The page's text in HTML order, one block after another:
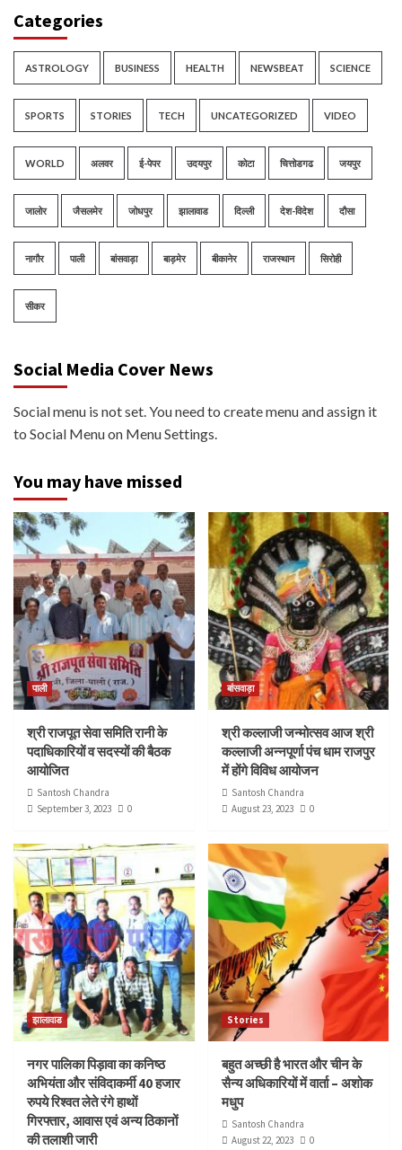
Categories
ASTROLOGY BUSINESS HEALTH NEWSBEAT SCIENCE
SPORTS STORIES TECH UNCATEGORIZED VIDEO
WORLD अलवर ई-पेपर उदयपुर कोटा चित्तोडगढ जयपुर
जालोर जैसलमेर जोधपुर झालावाड दिल्ली देश-विदेश दौसा
नागौर पाली बांसवाड़ा बाड़मेर बीकानेर राजस्थान सिरोही
सीकर
Social Media Cover News
Social menu is not set. You need to create menu and assign it
to Social Menu on Menu Settings.
You may have missed
पाली
श्री राजपूत सेवा समिति रानी के
पदाधिकारियों व सदस्यों की बैठक
आयोजित
Santosh Chandra
September 3, 2023
0
बांसवाड़ा
श्री कल्लाजी जन्मोत्सव आज श्री
कल्लाजी अन्नपूर्णा पंच धाम राजपुर
में होंगे विविध आयोजन
Santosh Chandra
August 23, 2023
0
झालावाड
नगर पालिका पिड़ावा का कनिष्ठ
अभियंता और संविदाकर्मी 40 हजार
रुपये रिश्वत लेते रंगे हाथों
गिरफ्तार, आवास एवं अन्य ठिकानों
की तलाशी जारी
Stories
बहुत अच्छी है भारत और चीन के
सैन्य अधिकारियों में वार्ता – अशोक
मधुप
Santosh Chandra
August 22, 2023
0